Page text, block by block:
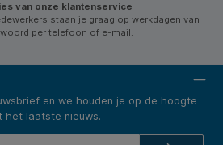
van onze klantenservice
staan je graag op werkdagen van
per telefoon of e-mail.
en we houden je op de hoogte
het laatste nieuws.